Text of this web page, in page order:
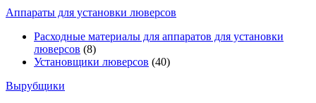
Аппараты для установки люверсов
Расходные материалы для аппаратов для установки
люверсов (8)
Установщики люверсов (40)
Вырубщики